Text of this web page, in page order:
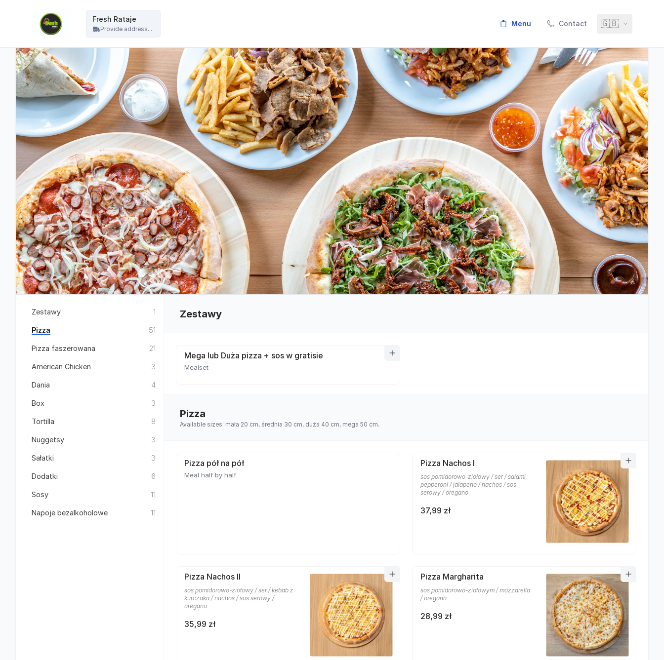
Fresh Rataje
Provide address...
menu Contact 🇬🇧
Zestawy 1
Pizza 51
Pizza faszerowana 21
American Chicken 3
Dania 4
Box 3
Tortilla 8
Nuggetsy 3
Sałatki 3
Dodatki 6
Sosy 11
Napoje bezalkoholowe 11
Zestawy
Mega lub Duża pizza + sos w gratisie
Mealset
Pizza
Available sizes: mała 20 cm, średnia 30 cm, duża 40 cm, mega 50 cm.
Pizza pół na pół
Meal half by half
Pizza Nachos I
sos pomidorowo-ziołowy / ser / salami
pepperoni / jalapeno / nachos / sos
serowy / oregano
37,99 zł
Pizza Nachos II
sos pomidorowo-ziołowy / ser / kebab z
kurczaka / nachos / sos serowy /
oregano
35,99 zł
Pizza Margharita
sos pomidorowo-ziołowym / mozzarella
/ oregano
28,99 zł